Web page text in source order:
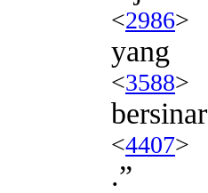
<2986>
yang
<3588>
bersinar
<4407>
.”